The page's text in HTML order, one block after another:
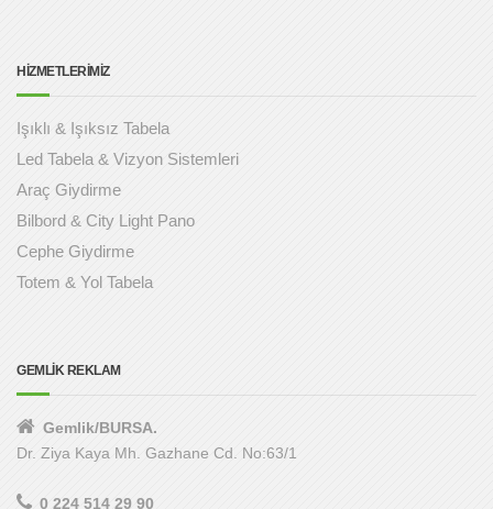
HİZMETLERİMİZ
Işıklı & Işıksız Tabela
Led Tabela & Vizyon Sistemleri
Araç Giydirme
Bilbord & City Light Pano
Cephe Giydirme
Totem & Yol Tabela
GEMLİK REKLAM
Gemlik/BURSA.
Dr. Ziya Kaya Mh. Gazhane Cd. No:63/1
0 224 514 29 90